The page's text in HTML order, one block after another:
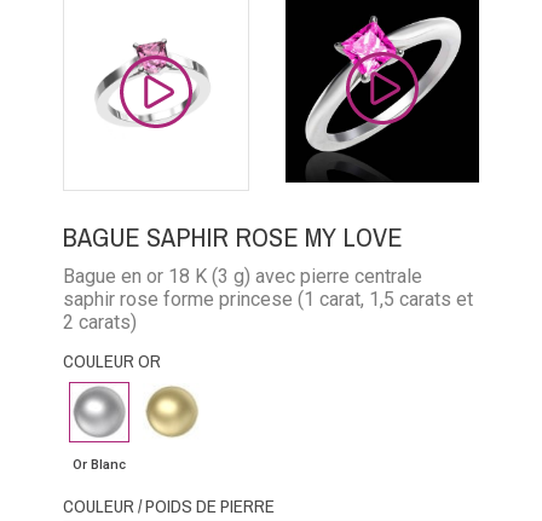
BAGUE SAPHIR ROSE MY LOVE
Bague en or 18 K (3 g) avec pierre centrale
saphir rose forme princese (1 carat, 1,5 carats et
2 carats)
COULEUR OR
Or
Blanc
Or Blanc
Or
Jaune
COULEUR / POIDS DE PIERRE